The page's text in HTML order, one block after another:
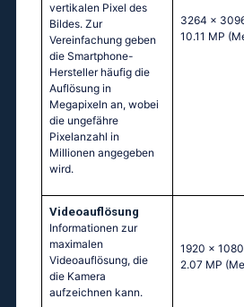
vertikalen Pixel des
Bildes. Zur
Vereinfachung geben
die Smartphone-
Hersteller häufig die
Auflösung in
Megapixeln an, wobei
die ungefähre
Pixelanzahl in
Millionen angegeben
wird.
3264 x
10.11 MP
Videoauflösung
Informationen zur
maximalen
Videoauflösung, die
die Kamera
aufzeichnen kann.
1920 x
2.07 MP